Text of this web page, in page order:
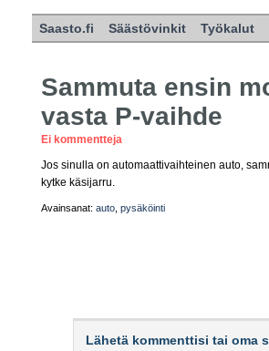
Saasto.fi Säästövinkit Työkalut
Sammuta ensin
vasta P-vaihde
Ei kommentteja
Jos sinulla on automaattivaihteinen auto,
kytke käsijarru.
Avainsanat: auto pysäköinti
Lähetä kommenttisi tai oma